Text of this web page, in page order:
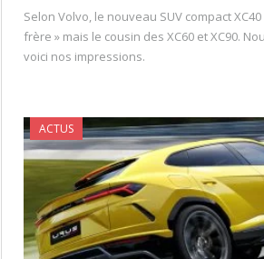
Selon Volvo, le nouveau SUV compact
frère » mais le cousin des XC60 et XC90.
voici nos impressions.
ACTUS